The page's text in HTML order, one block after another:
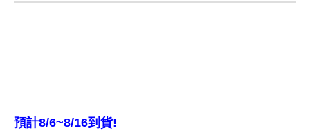
預計8/6~8/16到貨!